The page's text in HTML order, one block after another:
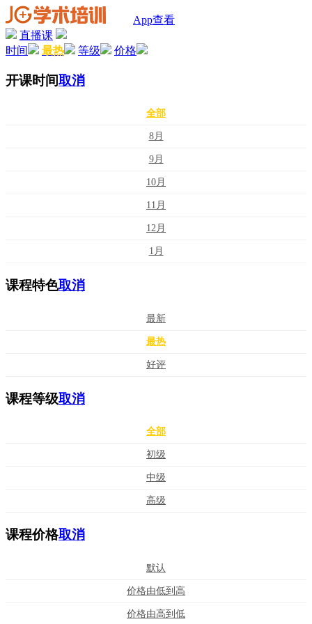
App查看
直播课
时间
最热 等级 价格
开课时间取消
全部
8月
9月
10月
11月
12月
1月
课程特色取消
最新
最热
好评
课程等级取消
全部
初级
中级
高级
课程价格取消
默认
价格由低到高
价格由高到低